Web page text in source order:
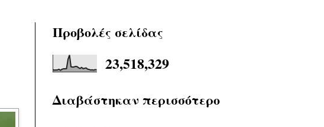
Προβολές σελίδας
23,518,329
Διαβάστηκαν περισσότερο